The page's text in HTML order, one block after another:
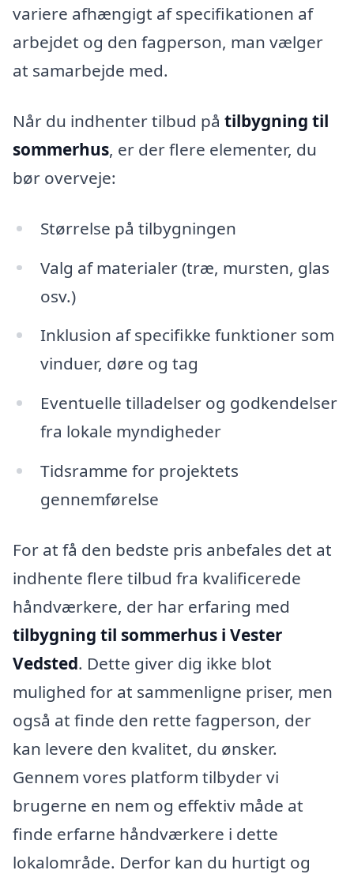
variere afhængigt af specifikationen af
arbejdet og den fagperson, man vælger
at samarbejde med.
Når du indhenter tilbud på tilbygning til
sommerhus, er der flere elementer, du
bør overveje:
Størrelse på tilbygningen
Valg af materialer (træ, mursten, glas
osv.)
Inklusion af specifikke funktioner som
vinduer, døre og tag
Eventuelle tilladelser og godkendelser
fra lokale myndigheder
Tidsramme for projektets
gennemførelse
For at få den bedste pris anbefales det at
indhente flere tilbud fra kvalificerede
håndværkere, der har erfaring med
tilbygning til sommerhus i Vester
Vedsted. Dette giver dig ikke blot
mulighed for at sammenligne priser, men
også at finde den rette fagperson, der
kan levere den kvalitet, du ønsker.
Gennem vores platform tilbyder vi
brugerne en nem og effektiv måde at
finde erfarne håndværkere i dette
lokalområde. Derfor kan du hurtigt og